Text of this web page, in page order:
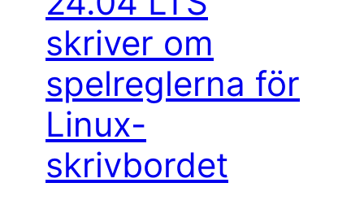
skriver om
spelreglerna för
Linux-
skrivbordet